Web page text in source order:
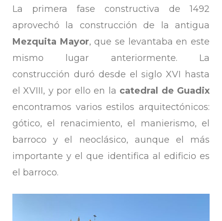
La primera fase constructiva de 1492
aprovechó la construcción de la antigua
Mezquita Mayor, que se levantaba en este
mismo lugar anteriormente. La
construcción duró desde el siglo XVI hasta
el XVIII, y por ello en la catedral de Guadix
encontramos varios estilos arquitectónicos:
gótico, el renacimiento, el manierismo, el
barroco y el neoclásico, aunque el más
importante y el que identifica al edificio es
el barroco.